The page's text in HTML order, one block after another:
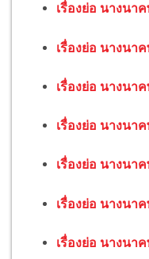
เรื่องย่อ นางนา
เรื่องย่อ นางนา
เรื่องย่อ นางนา
เรื่องย่อ นางนา
เรื่องย่อ นางนา
เรื่องย่อ นางนา
เรื่องย่อ นางนา